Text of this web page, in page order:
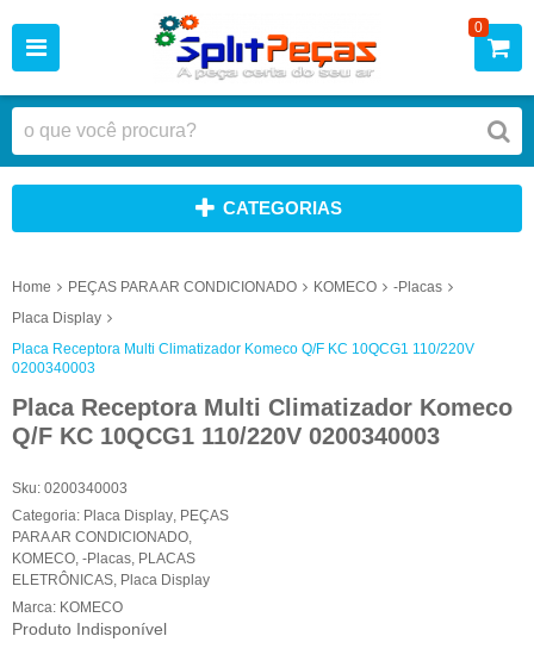
0
CATEGORIAS
Home PEÇAS PARA AR CONDICIONADO KOMECO
-Placas
Placa Display
Placa Receptora Multi Climatizador Komeco Q/F KC 10QCG1 110/220V
0200340003
Placa Receptora Multi Climatizador Komeco
Q/F KC 10QCG1 110/220V 0200340003
Sku: 0200340003
Categoria: Placa Display PEÇAS
PARA AR CONDICIONADO
KOMECO -Placas PLACAS
ELETRÔNICAS Placa Display
Marca: KOMECO
Produto Indisponível